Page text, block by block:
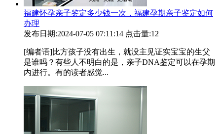
福建怀孕亲子鉴定多少钱一次，福建孕期亲子鉴定如何
办理
发布日期:2024-07-05 07:11:14 点击量:12
[编者语]比方孩子没有出生，就没主见证实宝宝的生父
是谁吗？有些人不明白的是，亲子DNA鉴定可以在孕期
内进行。有的读者感觉...